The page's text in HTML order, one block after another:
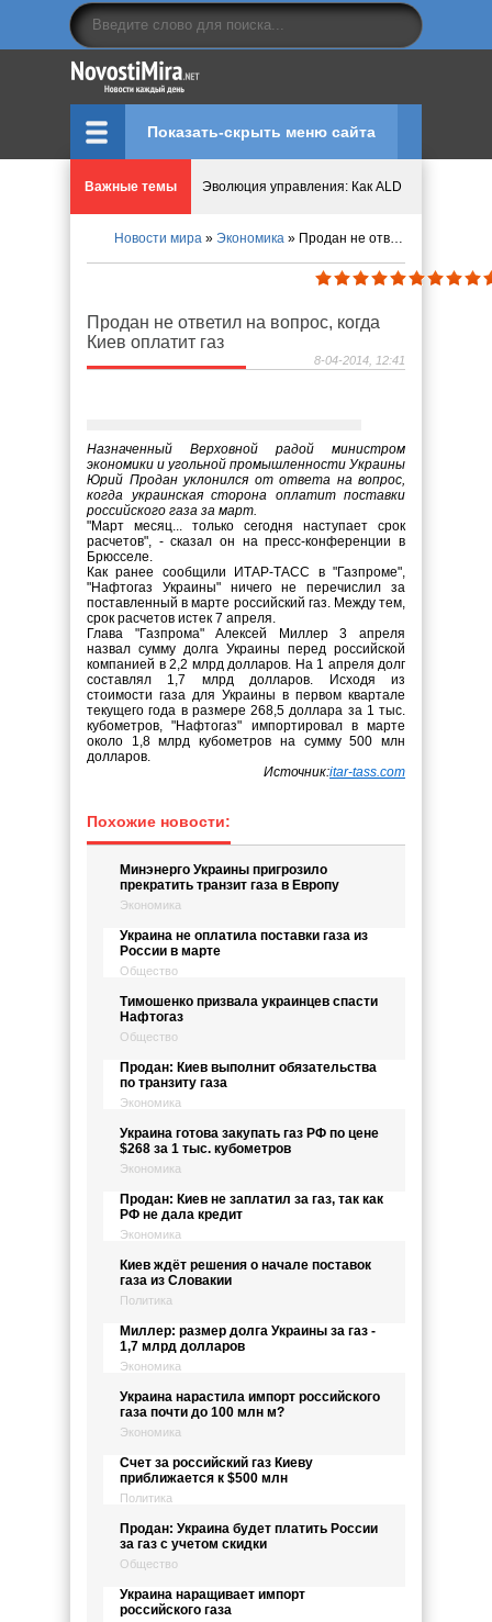
Показать-скрыть меню сайта
Важные темы Криптовалюту предложили признать
Идеи, куда сходить с детьми в парки, музеи и
Что означает число судьбы в нумерологии
Новости мира » Экономика » Продан не ответил на вопрос, когда Киев оплатит газ
Продан не ответил на вопрос, когда
Киев оплатит газ
8-04-2014, 12:41
Назначенный Верховной радой министром
экономики и угольной промышленности Украины
Юрий Продан уклонился от ответа на вопрос,
когда украинская сторона оплатит поставки
российского газа за март.
"Март месяц... только сегодня наступает срок
расчетов", - сказал он на пресс-конференции в
Брюсселе.
Как ранее сообщили ИТАР-ТАСС в "Газпроме",
"Нафтогаз Украины" ничего не перечислил за
поставленный в марте российский газ. Между тем,
срок расчетов истек 7 апреля.
Глава "Газпрома" Алексей Миллер 3 апреля
назвал сумму долга Украины перед российской
компанией в 2,2 млрд долларов. На 1 апреля долг
составлял 1,7 млрд долларов. Исходя из
стоимости газа для Украины в первом квартале
текущего года в размере 268,5 доллара за 1 тыс.
кубометров, "Нафтогаз" импортировал в марте
около 1,8 млрд кубометров на сумму 500 млн
долларов.
Источник:itar-tass.com
Похожие новости:
Минэнерго Украины пригрозило
прекратить транзит газа в Европу
Экономика
Украина не оплатила поставки газа из
России в марте
Общество
Тимошенко призвала украинцев спасти
Нафтогаз
Общество
Продан: Киев выполнит обязательства
по транзиту газа
Экономика
Украина готова закупать газ РФ по цене
$268 за 1 тыс. кубометров
Экономика
Продан: Киев не заплатил за газ, так как
РФ не дала кредит
Экономика
Киев ждёт решения о начале поставок
газа из Словакии
Политика
Миллер: размер долга Украины за газ -
1,7 млрд долларов
Экономика
Украина нарастила импорт российского
газа почти до 100 млн м?
Экономика
Счет за российский газ Киеву
приближается к $500 млн
Политика
Продан: Украина будет платить России
за газ с учетом скидки
Общество
Украина наращивает импорт
российского газа